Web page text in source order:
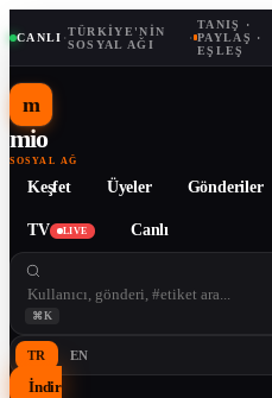
CANLI ·TÜRKIYE'NIN
SOSYAL AĞI
·
TANIŞ ·
PAYLAŞ ·
EŞLEŞ
m
mio
SOSYAL AĞ
Keşfet Üyeler Gönderiler
TV LIVE Canlı
⌘K
TR EN
İndir